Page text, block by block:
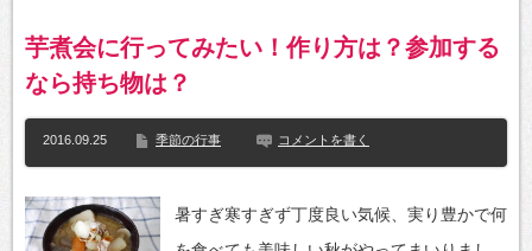
芋煮会に行ってみたい！作り方は？参加する
なら持ち物は？
2016.09.25 季節の行事 コメントを書く
暑すぎ寒すぎず丁度良い気候、実り豊かで何